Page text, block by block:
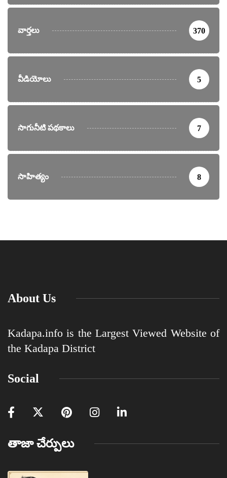
వార్తలు 370
వీడియోలు 5
సాగునీటి పథకాలు 7
సాహిత్యం 8
About Us
Kadapa.info is the Largest Viewed Website of
the Kadapa District
Social
తాజా చేర్పులు